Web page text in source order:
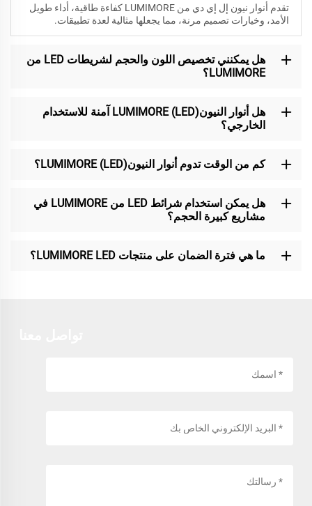
تقدم أنوار نيون إل إي دي من LUMIMORE كفاءة طاقية، أداء طويل
الأمد، وخيارات تصميم مرنة، مما يجعلها مثالية لعدة تطبيقات.
هل يمكنني تخصيص اللون والحجم لشريطات LED من
LUMIMORE؟
هل أنوار النيون(LED) LUMIMORE آمنة للاستخدام
الخارجي؟
كم من الوقت تدوم أنوار النيون(LED) LUMIMORE؟
هل يمكن استخدام شرائط LED من LUMIMORE في
مشاريع كبيرة الحجم؟
ما هي فترة الضمان على منتجات LUMIMORE LED؟